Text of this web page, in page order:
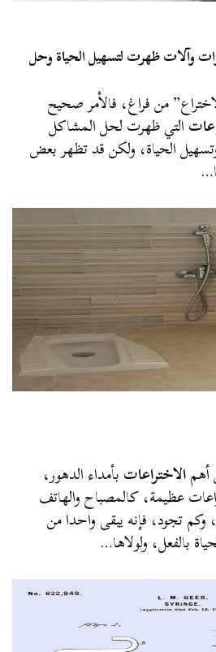
وآلات ظهرت لتسهيل الحياة وحل
من فراغ، فالأمر صحيح
التي ظهرت لحل المشاكل
الحياة، ولكن قد تظهر بعض
أهمالاختراعاتبأمداء الدهور،
عظيمة، كالمصباح والهاتف
وكم تجود، فإنه يبقى واحدا من
بالفعل، ولولاها…